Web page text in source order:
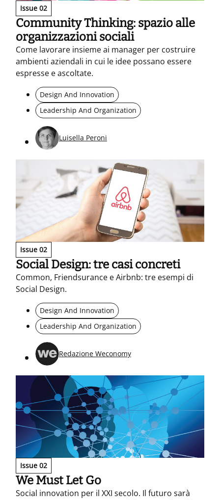
Issue 02
Community Thinking: spazio alle
organizzazioni sociali
Come lavorare insieme ai manager per costruire
ambienti aziendali in cui le idee possano essere
espresse e ascoltate.
Design And Innovation
Leadership And Organization
Luisella Peroni
Issue 02
Social Design: tre casi concreti
Common, Friendsurance e Airbnb: tre esempi di
Social Design.
Design And Innovation
Leadership And Organization
Redazione Weconomy
Issue 02
We Must Let Go
Social innovation per il XXI secolo. Il futuro sarà